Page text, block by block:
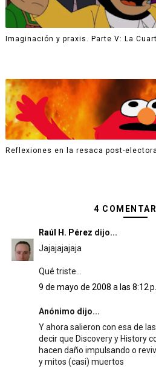
Imaginación y praxis. Parte V: La
Reflexiones en la resaca post-electoral
4
Raúl H. Pérez dijo...
Jajajajajaja
Qué triste...
9 de mayo de 2008 a las 8:12
Anónimo dijo...
Y ahora salieron con esa de
decir que Discovery y History
hacen daño impulsando o
y mitos (casi) muertos